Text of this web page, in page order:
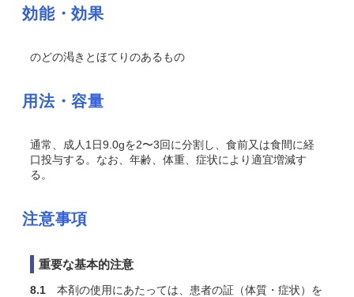
効能・効果
のどの渇きとほてりのあるもの
用法・容量
通常、成人1日9.0gを2〜3回に分割し、食前又は食間に経
口投与する。なお、年齢、体重、症状により適宜増減す
る。
注意事項
重要な基本的注意
8.1 本剤の使用にあたっては、患者の証（体質・症状）を